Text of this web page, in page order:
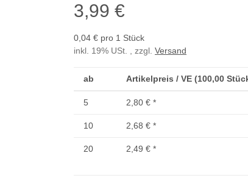
3,99 €
0,04 € pro 1 Stück
inkl. 19% USt. , zzgl. Versand
ab Artikelpreis / VE (100,00
5 2,80 € *
10 2,68 € *
20 2,49 € *